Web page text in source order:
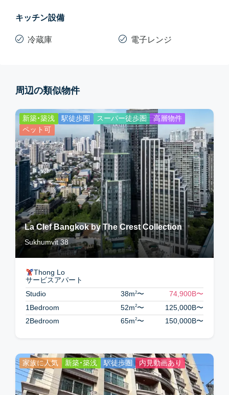
キッチン設備
冷蔵庫 電子レンジ
周辺の類似物件
新築・築浅 駅徒歩圏 スーパー徒歩圏
高層物件
ペット可
La Clef Bangkok by The Crest Collection
Sukhumvit 38
Thong Lo
サービスアパート
Studio
38m2〜 74,900B〜
1Bedroom
52m2〜 125,000B〜
2Bedroom
65m2〜 150,000B〜
家族に人気 新築・築浅 駅徒歩圏 内見動画あり